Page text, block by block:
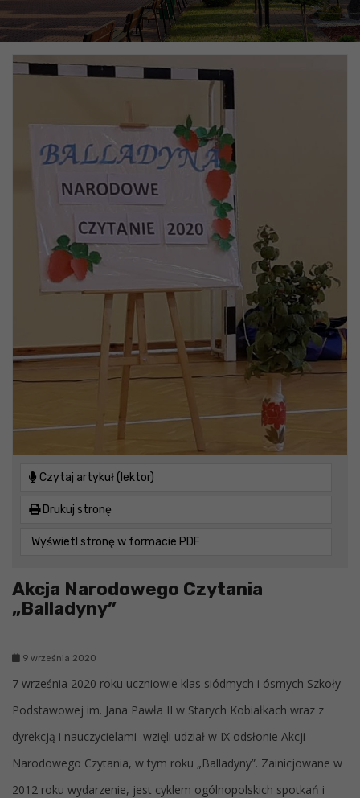
Czytaj artykuł (lektor)
Drukuj stronę
Wyświetl stronę w formacie PDF
Akcja Narodowego Czytania
„Balladyny”
9 września 2020
7 września 2020 roku uczniowie klas siódmych i ósmych Szkoły
Podstawowej im. Jana Pawła II w Starych Kobiałkach wraz z
dyrekcją i nauczycielami wzięli udział w IX odsłonie Akcji
Narodowego Czytania, w tym roku „Balladyny”. Zainicjowane w
2012 roku wydarzenie, jest cyklem ogólnopolskich spotkań i